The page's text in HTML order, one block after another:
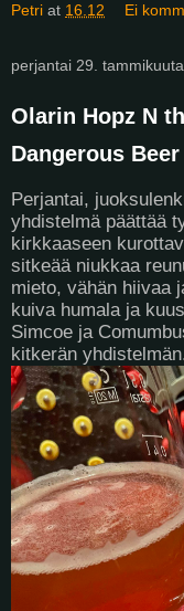
Petri at 16.12 Ei
perjantai 29.
Olarin Hopz N
Dangerous Beer
Perjantai,
yhdistelmä päättää
kirkkaaseen
sitkeää niukkaa
mieto, vähän hiivaa
kuiva humala ja
Simcoe ja
kitkerän